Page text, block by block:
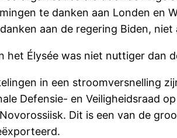
te danken aan Londen en
aan de regering Biden,
het Élysée was niet nuttiger dan
in een stroomversnelling
Defensie- en Veiligheidsraad
Dit is een van de